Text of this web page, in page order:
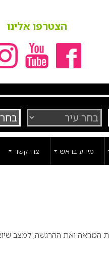
הצטרפו אלינו
מידע בראש צרו קשר
המראה ואת ההרגשה, למצב